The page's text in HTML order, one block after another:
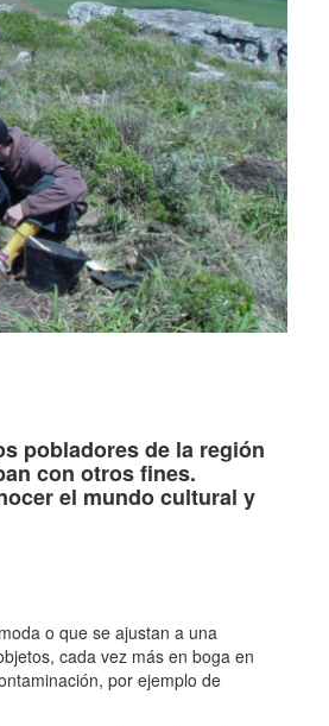
pobladores de la región
con otros fines.
el mundo cultural y
o que se ajustan a una
cada vez más en boga en
por ejemplo de